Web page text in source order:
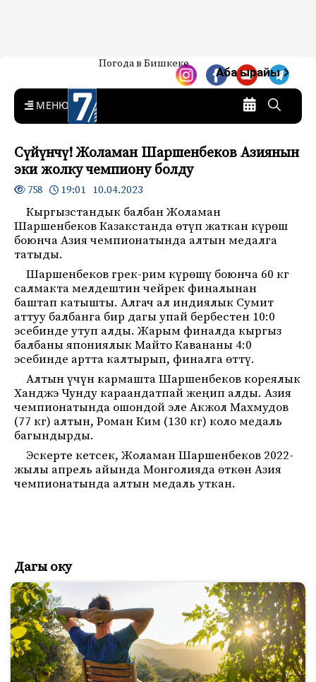
7-канал. Жаңылыктар —
Кыргызстан
Жаңылыктар — Кыргызстан
Погода в Бишкеке
Аба ырайы
MENU
Сүйүнчү! Жоламан Шаршенбеков Азиянын
эки жолку чемпиону болду
758 19:01 10.04.2023
Кыргызстандык балбан Жоламан
Шаршенбеков Казакстанда өтүп жаткан күрөш
боюнча Азия чемпионатында алтын медалга
татыды.
Шаршенбеков грек-рим күрөшү боюнча 60 кг
салмакта мелдештин чейрек финалынан
баштап катышты. Алгач ал индиялык Сумит
аттуу балбанга бир дагы упай бербестен 10:0
эсебинде утуп алды. Жарым финалда кыргыз
балбаны япониялык Майто Кавананы 4:0
эсебинде артта калтырып, финалга өттү.
Алтын үчүн кармашта Шаршенбеков кореялык
Ханджэ Чунду караандатпай жеңип алды. Азия
чемпионатында ошондой эле Акжол Махмудов
(77 кг) алтын, Роман Ким (130 кг) коло медаль
багындырды.
Эскерте кетсек, Жоламан Шаршенбеков 2022-
жылы апрель айында Монголияда өткөн Азия
чемпионатында алтын медаль уткан.
Дагы оку